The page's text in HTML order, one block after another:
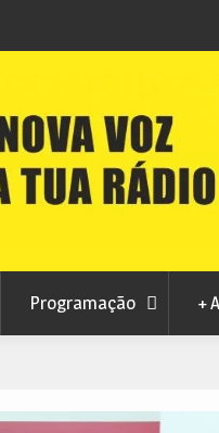
levou milhares de
Programação +